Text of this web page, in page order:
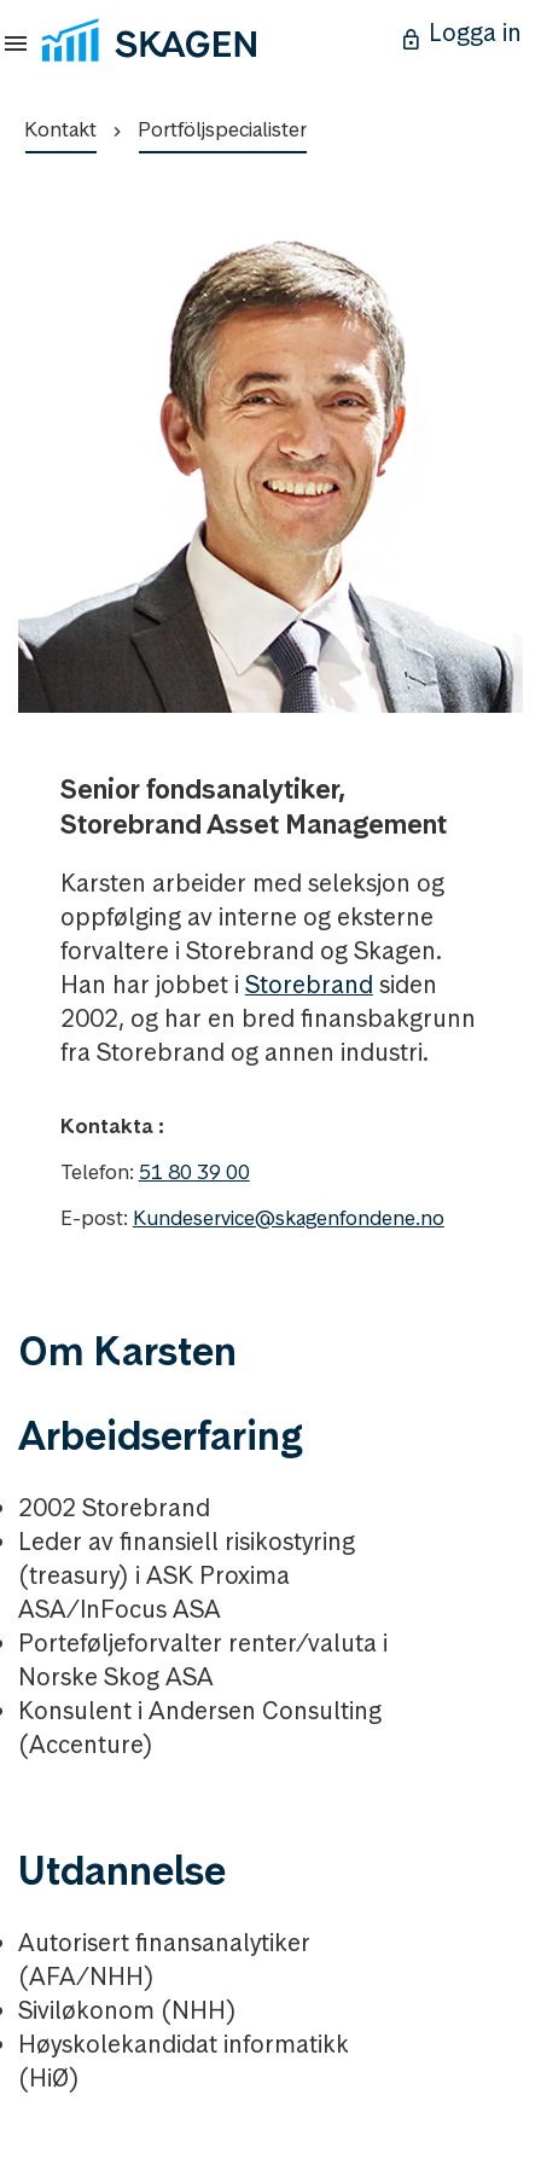
Logga in
Kontakt Portföljspecialister
Senior fondsanalytiker,
Storebrand Asset Management
Karsten arbeider med seleksjon og
oppfølging av interne og eksterne
forvaltere i Storebrand og Skagen.
Han har jobbet i Storebrand siden
2002, og har en bred finansbakgrunn
fra Storebrand og annen industri.
Kontakta :
Telefon: 51 80 39 00
E-post: Kundeservice@skagenfondene.no
Om Karsten
Arbeidserfaring
2002 Storebrand
Leder av finansiell risikostyring
(treasury) i ASK Proxima
ASA/InFocus ASA
Porteføljeforvalter renter/valuta i
Norske Skog ASA
Konsulent i Andersen Consulting
(Accenture)
Utdannelse
Autorisert finansanalytiker
(AFA/NHH)
Siviløkonom (NHH)
Høyskolekandidat informatikk
(HiØ)